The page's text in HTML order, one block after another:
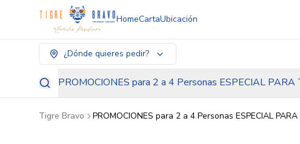
HomeCartaUbicación
¿Dónde quieres pedir?
PROMOCIONES para 2 a 4 Personas ESPECIAL
Tigre Bravo PROMOCIONES para 2 a 4 Personas ESPECIAL